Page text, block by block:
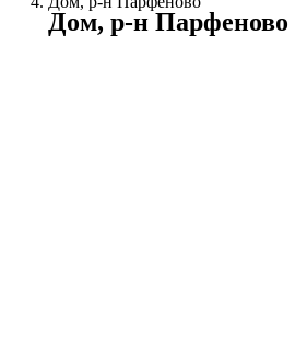
Дом, р-н Парфеново